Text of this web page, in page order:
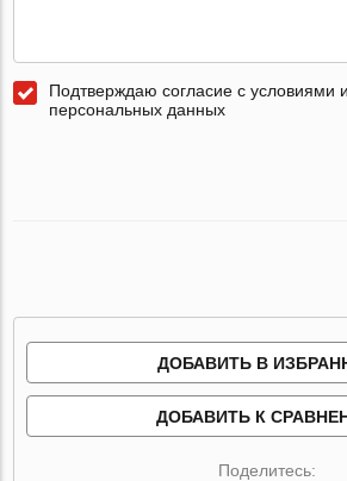
Подтверждаю согласие с условиями
персональных данных
ДОБАВИТЬ В
ДОБАВИТЬ К
Поделитесь: